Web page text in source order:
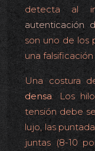
detecta al
autenticación
son uno de los
una
Una costura
densa. Los
tensión debe
lujo, las
juntas (8-10